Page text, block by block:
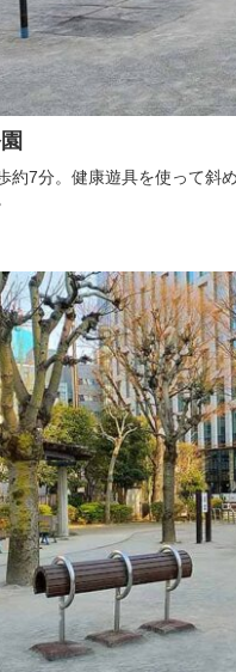
約7分。健康遊具を使って斜